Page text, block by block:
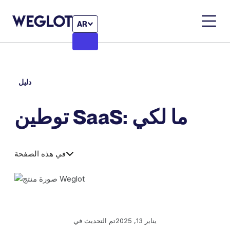
AR
دليل
توطين SaaS: ما لكي
في هذه الصفحة
تم التحديث في يناير 13, 2025